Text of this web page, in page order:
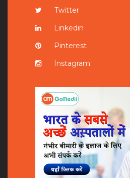
Twitter
Linkedin
Pinterest
Instagram